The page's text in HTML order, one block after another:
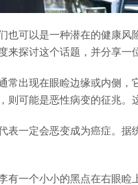
也可以是一种潜在的健康
探讨这个话题，并分享一
常出现在眼睑边缘或内侧
可能是恶性病变的征兆。
表一定会恶变成为癌症。据
有一个小小的黑点在右眼